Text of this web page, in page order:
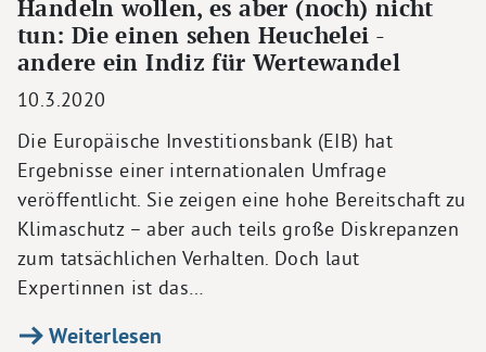
Handeln wollen, es aber (noch) nicht
tun: Die einen sehen Heuchelei -
andere ein Indiz für Wertewandel
10.3.2020
Die Europäische Investitionsbank (EIB) hat
Ergebnisse einer internationalen Umfrage
veröffentlicht. Sie zeigen eine hohe Bereitschaft zu
Klimaschutz – aber auch teils große Diskrepanzen
zum tatsächlichen Verhalten. Doch laut
Expertinnen ist das…
Weiterlesen